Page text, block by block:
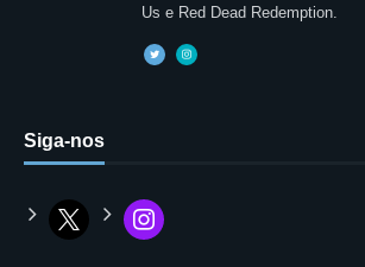
Us e Red Dead Redemption.
Siga-nos